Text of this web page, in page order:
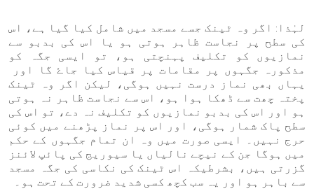
لہٰذا: اگر وہ ٹینک جسے مسجد میں شامل کیا گیا ہے، اس
کی سطح پر نجاست ظاہر ہوتی ہو یا اس کی بدبو سے
نمازیوں کو تکلیف پہنچتی ہو، تو ایسی جگہ کو
مذکورہ جگہوں پر مقامات پر قیاس کیا جاۓ گا اور
یہاں بھی نماز درست نہیں ہوگی، لیکن اگر وہ ٹینک
پختہ چھت سے ڈھکا ہوا ہو، اس سے نجاست ظاہر نہ ہوتی
ہو اور اس کی بدبو نمازیوں کو تکلیف نہ دے، تو اس کی
سطح پاک شمار ہوگی، اور اس پر نماز پڑھنے میں کوئی
حرج نہیں۔ ایسی صورت میں وہ ان تمام جگہوں کے حکم
میں ہوگا جن کے نیچے نالیاں یا سیوریج کی پائپ لائنز
گزرتی ہیں، بشرطیکہ اس ٹینک کی نکاسی کی جگہ مسجد
سے باہر ہو اور یہ سب کچھ کسی شدید ضرورت کے تحت ہو۔